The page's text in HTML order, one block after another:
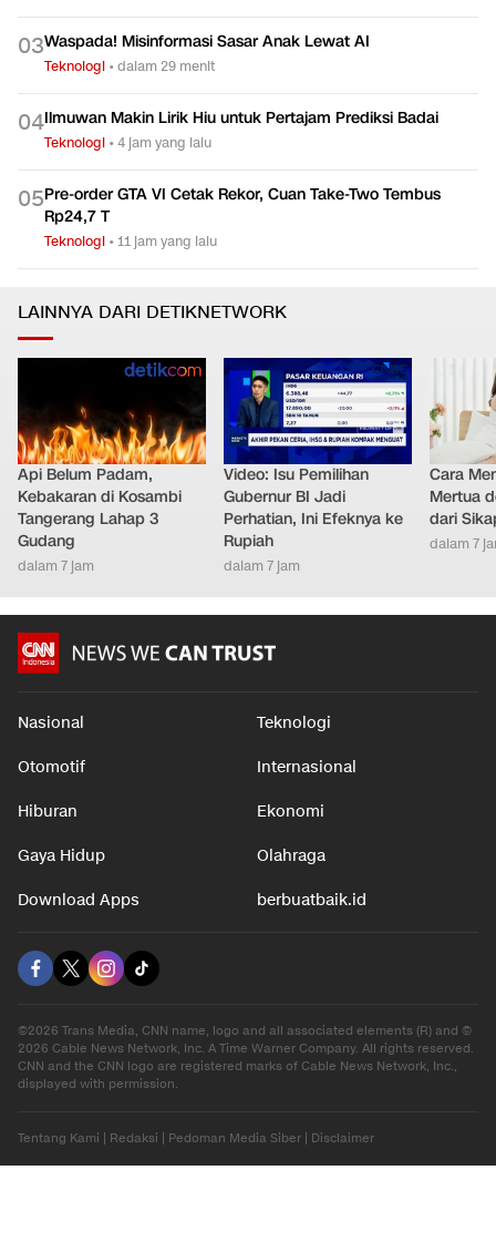
03Waspada! Misinformasi Sasar Anak Lewat AI
Teknologi •dalam 29 menit
04Ilmuwan Makin Lirik Hiu untuk Pertajam Prediksi Badai
Teknologi •4 jam yang lalu
05Pre-order GTA VI Cetak Rekor, Cuan Take-Two Tembus
Rp24,7 T
Teknologi •11 jam yang lalu
LAINNYA DARI DETIKNETWORK
Api Belum Padam,
Kebakaran di Kosambi
Tangerang Lahap 3
Gudang
dalam 7 jam
Video: Isu Pemilihan
Gubernur BI Jadi
Perhatian, Ini Efeknya ke
Rupiah
dalam 7 jam
Cara
Mertua
dari
dalam 7
Nasional Teknologi
Otomotif Internasional
Hiburan Ekonomi
Gaya Hidup Olahraga
Download Apps berbuatbaik.id
©2026 Trans Media, CNN name, logo and all associated elements (R) and ©
2026 Cable News Network, Inc. A Time Warner Company. All rights reserved.
CNN and the CNN logo are registered marks of Cable News Network, Inc.,
displayed with permission.
Tentang Kami | Redaksi | Pedoman Media Siber | Disclaimer